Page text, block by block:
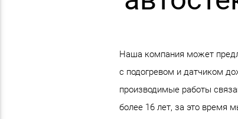
Наша компания может
с подогревом и датчиком
производимые работы
более 16 лет, за это время